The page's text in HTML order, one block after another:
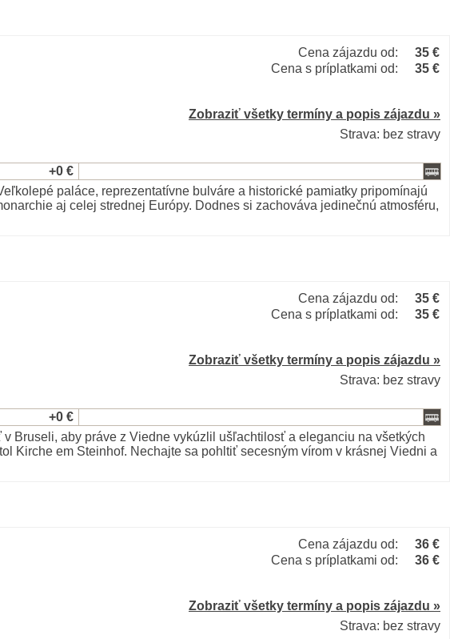
Cena zájazdu od:
35 €
Cena s príplatkami od:
35 €
Zobraziť všetky termíny a popis zájazdu »
Strava: bez stravy
+0 €
paláce, reprezentatívne bulváre a historické pamiatky pripomínajú
aj celej strednej Európy. Dodnes si zachováva jedinečnú atmosféru,
Cena zájazdu od:
35 €
Cena s príplatkami od:
35 €
Zobraziť všetky termíny a popis zájazdu »
Strava: bez stravy
+0 €
Bruseli, aby práve z Viedne vykúzlil ušľachtilosť a eleganciu na všetkých
Kirche em Steinhof. Nechajte sa pohltiť secesným vírom v krásnej Viedni a
Cena zájazdu od:
36 €
Cena s príplatkami od:
36 €
Zobraziť všetky termíny a popis zájazdu »
Strava: bez stravy